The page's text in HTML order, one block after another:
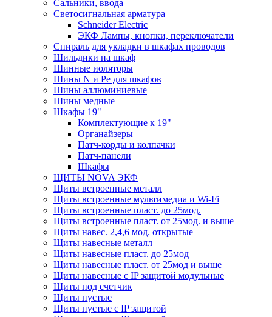
Сальники, ввода
Светосигнальная арматура
Schneider Electric
ЭКФ Лампы, кнопки, переключатели
Спираль для укладки в шкафах проводов
Шильдики на шкаф
Шинные иоляторы
Шины N и Pe для шкафов
Шины аллюминиевые
Шины медные
Шкафы 19"
Комплектующие к 19"
Органайзеры
Патч-корды и колпачки
Патч-панели
Шкафы
ЩИТЫ NOVA ЭКФ
Щиты встроенные металл
Щиты встроенные мультимедиа и Wi-Fi
Щиты встроенные пласт. до 25мод.
Щиты встроенные пласт. от 25мод. и выше
Щиты навес. 2,4,6 мод. открытые
Щиты навесные металл
Щиты навесные пласт. до 25мод
Щиты навесные пласт. от 25мод и выше
Щиты навесные с IP защитой модульные
Щиты под счетчик
Щиты пустые
Щиты пустые с IP защитой